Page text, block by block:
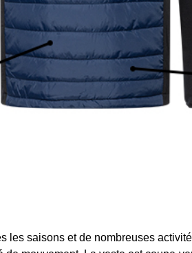
les saisons et de nombreuses